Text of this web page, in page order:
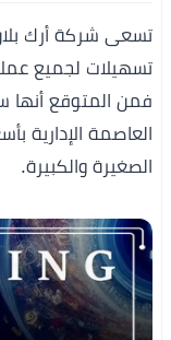
تسعى شركة أرك
تسهيلات لجميع
فمن المتوقع أنها
العاصمة الإدارية
الصغيرة والكبيرة.